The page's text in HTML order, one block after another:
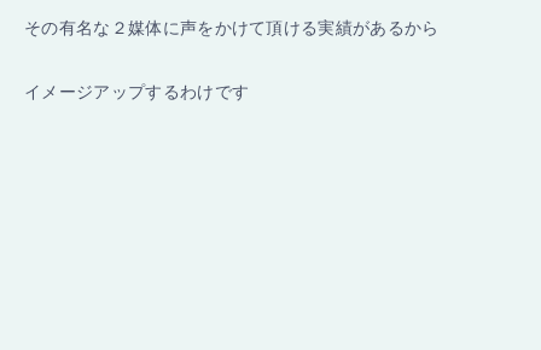
その有名な２媒体に声をかけて頂ける実績があるから
イメージアップするわけです